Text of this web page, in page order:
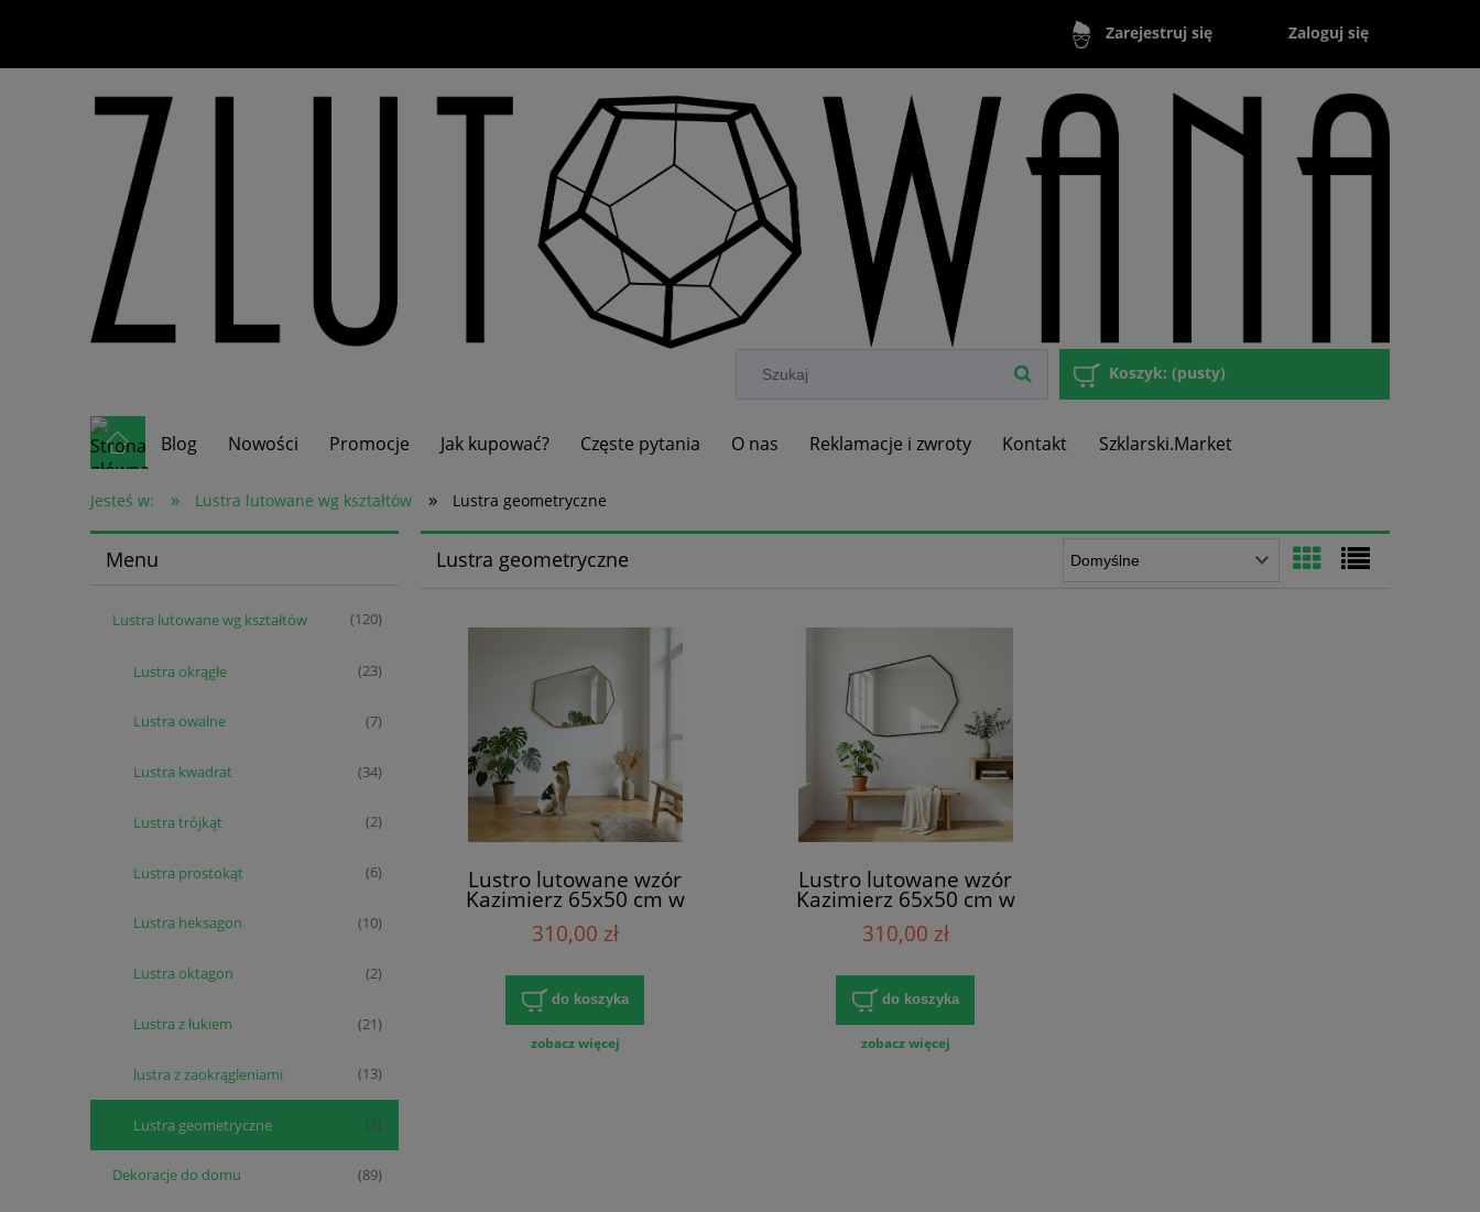
Zarejestruj się Zaloguj się
Koszyk: (pusty)
Blog Nowości Promocje Jak kupować? Częste pytania O nas Reklamacje i zwroty Kontakt Szklarski.Market
Jesteś w: » Lustra lutowane wg kształtów » Lustra geometryczne
Menu
Lustra lutowane wg kształtów (120)
Lustra okrągłe (23)
Lustra owalne (7)
Lustra kwadrat (34)
Lustra trójkąt (2)
Lustra prostokąt (6)
Lustra heksagon (10)
Lustra oktagon (2)
Lustra z łukiem (21)
lustra z zaokrągleniami (13)
Lustra geometryczne (2)
Dekoracje do domu (89)
Lustra geometryczne
Lustro lutowane wzór
Kazimierz 65x50 cm w
miedzianej patynie
310,00 zł
do koszyka
zobacz więcej
Lustro lutowane wzór
Kazimierz 65x50 cm w
czarnej patynie
310,00 zł
do koszyka
zobacz więcej